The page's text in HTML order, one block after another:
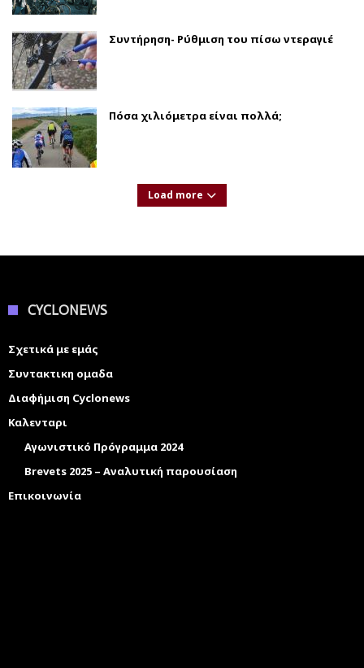
Συντήρηση- Ρύθμιση του πίσω ντεραγιέ
Πόσα χιλιόμετρα είναι πολλά;
Load more
CYCLONEWS
Σχετικά με εμάς
Συντακτικη ομαδα
Διαφήμιση Cyclonews
Καλενταρι
Αγωνιστικό Πρόγραμμα 2024
Brevets 2025 – Αναλυτική παρουσίαση
Επικοινωνία